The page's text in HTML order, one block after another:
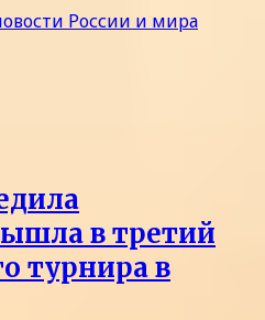
в третий
турнира в